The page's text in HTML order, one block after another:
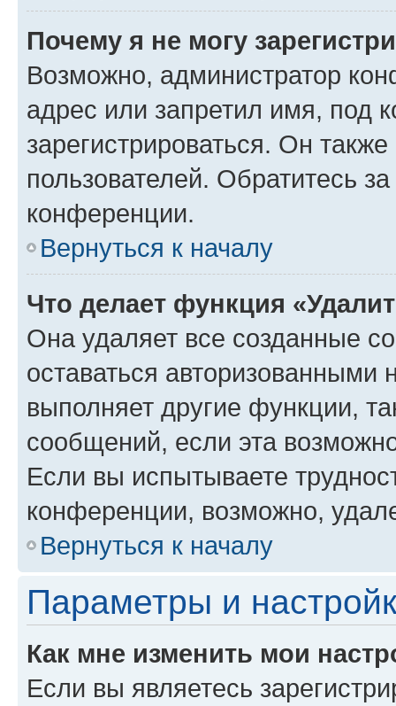
Почему я не могу
Возможно, администратор
адрес или запретил имя, под
зарегистрироваться. Он
пользователей. Обратитесь
конференции.
Вернуться к началу
Что делает функция
Она удаляет все созданные
оставаться авторизованными
выполняет другие функции,
сообщений, если эта
Если вы испытываете
конференции, возможно,
Вернуться к началу
Параметры и
Как мне изменить мои
Если вы являетесь